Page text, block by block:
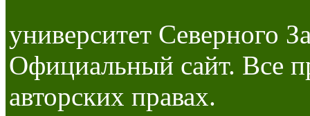
университет Северного
Официальный сайт. Все
авторских правах.